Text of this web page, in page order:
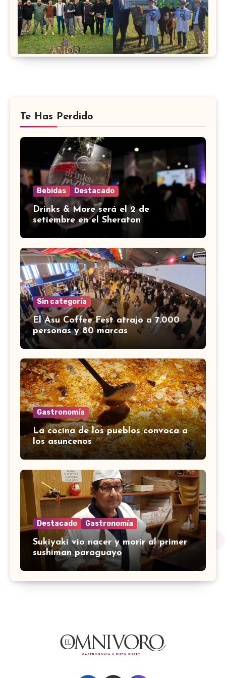
Te Has Perdido
Bebidas Destacado
Drinks & More será el 2 de
setiembre en el Sheraton
Sin categoría
El Asu Coffee Fest atrajo a 7.000
personas y 80 marcas
Gastronomía
La cocina de los pueblos convoca a
los asuncenos
Destacado Gastronomía
Sukiyaki vio nacer y morir al primer
sushiman paraguayo